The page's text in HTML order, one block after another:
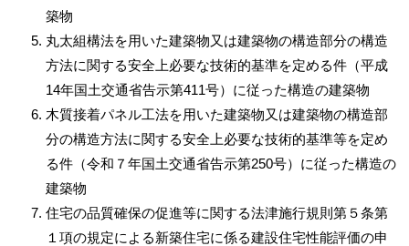
築物
丸太組構法を用いた建築物又は建築物の構造部分の構造
方法に関する安全上必要な技術的基準を定める件（平成
14年国土交通省告示第411号）に従った構造の建築物
木質接着パネル工法を用いた建築物又は建築物の構造部
分の構造方法に関する安全上必要な技術的基準等を定め
る件（令和７年国土交通省告示第250号）に従った構造の
建築物
住宅の品質確保の促進等に関する法津施行規則第５条第
１項の規定による新築住宅に係る建設住宅性能評価の申